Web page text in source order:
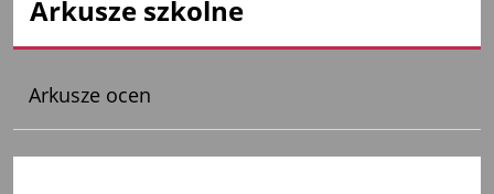
Arkusze szkolne
Arkusze ocen